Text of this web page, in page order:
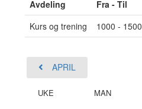
Avdeling Fra - Til
Kurs og trening
1000 - 1500
APRIL
UKE MAN